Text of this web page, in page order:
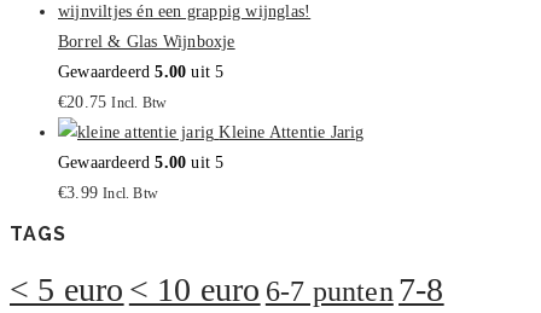
Borrel & Glas Wijnboxje
Gewaardeerd5.00 uit 5
€20.75 Incl. Btw
Kleine Attentie Jarig
Gewaardeerd5.00 uit 5
€3.99 Incl. Btw
TAGS
< 5 euro < 10 euro 6-7 punten7-8